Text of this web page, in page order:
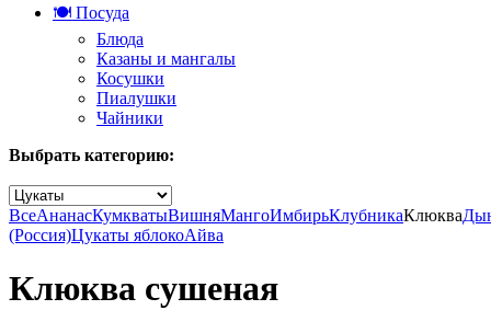
🍽️ Посуда
Блюда
Казаны и мангалы
Косушки
Пиалушки
Чайники
Выбрать категорию:
ВсеАнанасКумкватыВишняМангоИмбирьКлубникаКлюква
(Россия)Цукаты яблокоАйва
Клюква сушеная